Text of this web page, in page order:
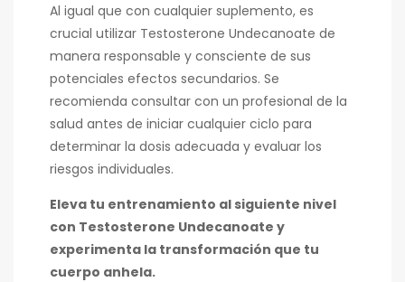
Al igual que con cualquier suplemento, es
crucial utilizar Testosterone Undecanoate de
manera responsable y consciente de sus
potenciales efectos secundarios. Se
recomienda consultar con un profesional de la
salud antes de iniciar cualquier ciclo para
determinar la dosis adecuada y evaluar los
riesgos individuales.
Eleva tu entrenamiento al siguiente nivel
con Testosterone Undecanoate y
experimenta la transformación que tu
cuerpo anhela.